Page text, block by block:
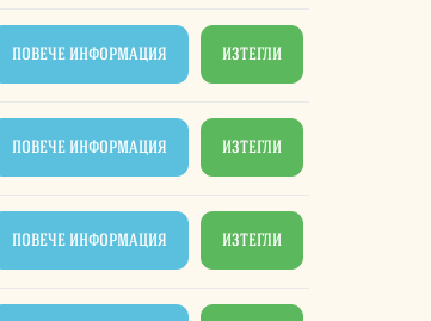
ИЗТЕГЛИ
ПОВЕЧЕ ИНФОРМАЦИЯ
ИЗТЕГЛИ
ПОВЕЧЕ ИНФОРМАЦИЯ
ИЗТЕГЛИ
ПОВЕЧЕ ИНФОРМАЦИЯ